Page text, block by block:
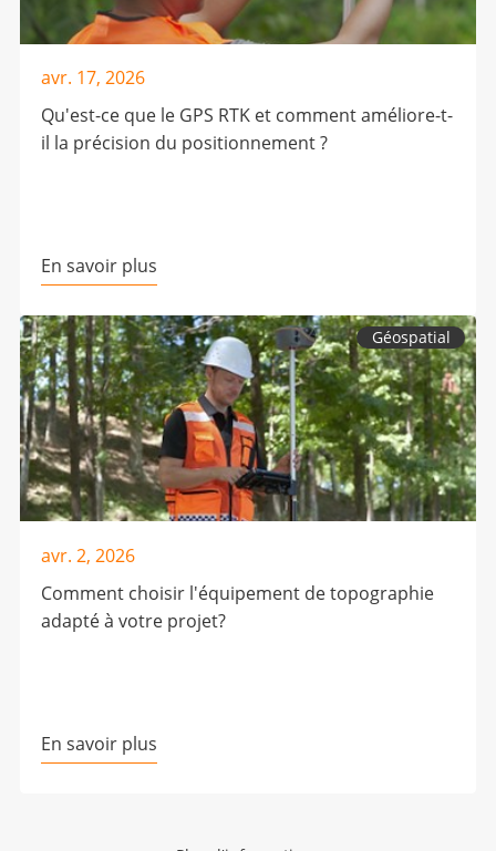
avr. 17, 2026
Qu'est-ce que le GPS RTK et comment améliore-t-
il la précision du positionnement ?
En savoir plus
Géospatial
avr. 2, 2026
Comment choisir l'équipement de topographie
adapté à votre projet?
En savoir plus